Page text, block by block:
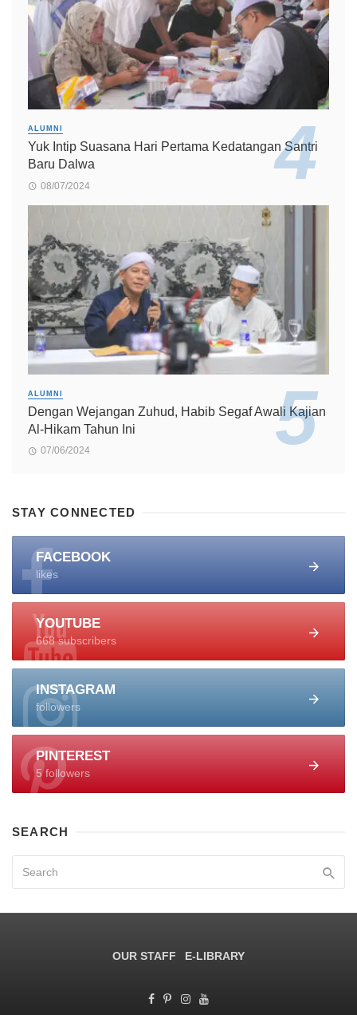
ALUMNI
Yuk Intip Suasana Hari Pertama Kedatangan Santri
Baru Dalwa
08/07/2024
ALUMNI
Dengan Wejangan Zuhud, Habib Segaf Awali Kajian
Al-Hikam Tahun Ini
07/06/2024
STAY CONNECTED
FACEBOOK
likes
YOUTUBE
668 subscribers
INSTAGRAM
followers
PINTEREST
5 followers
SEARCH
OUR STAFF E-LIBRARY